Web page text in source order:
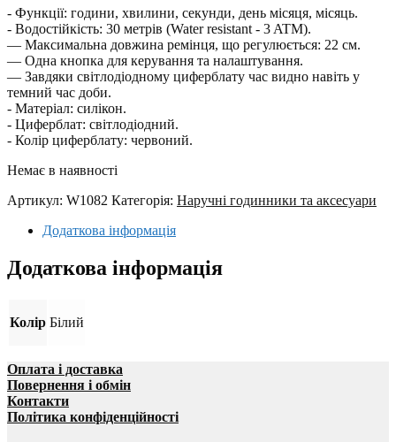
- Функції: години, хвилини, секунди, день місяця, місяць.
- Водостійкість: 30 метрів (Water resistant - 3 ATM).
— Максимальна довжина ремінця, що регулюється: 22 см.
— Одна кнопка для керування та налаштування.
— Завдяки світлодіодному циферблату час видно навіть у
темний час доби.
- Матеріал: силікон.
- Циферблат: світлодіодний.
- Колір циферблату: червоний.
Немає в наявності
Артикул: W1082 Категорія: Наручні годинники та аксесуари
Додаткова інформація
Додаткова інформація
Колір Білий
Оплата і доставка
Повернення і обмін
Контакти
Політика конфіденційності